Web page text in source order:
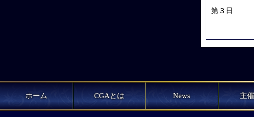
第３日
ホーム CGAとは News 主